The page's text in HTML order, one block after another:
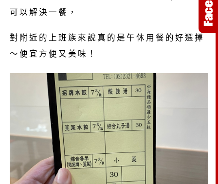
可以解決一餐，
對附近的上班族來說真的是午休用餐的好選擇
～便宜方便又美味！